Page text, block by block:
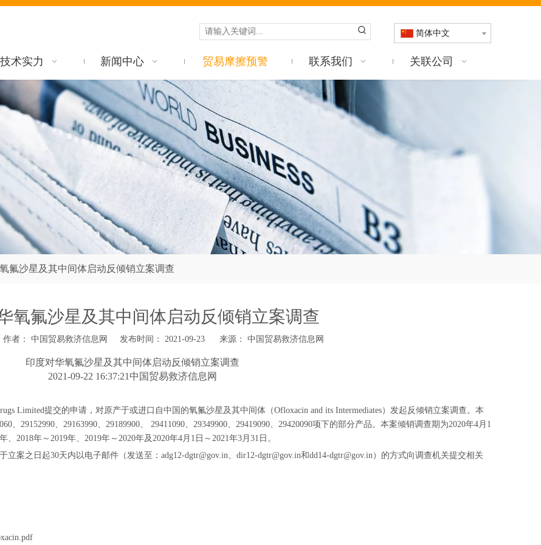
简体中文
技术实力 新闻中心 贸易摩擦预警 联系我们 关联公司
氟沙星及其中间体启动反倾销立案调查
氧氟沙星及其中间体启动反倾销立案调查
： 中国贸易救济信息网 发布时间： 2021-09-23 来源： 中国贸易救济信息网
印度对华氧氟沙星及其中间体启动反倾销立案调查
2021-09-22 16:37:21中国贸易救济信息网
Limited提交的申请，对原产于或进口自中国的氧氟沙星及其中间体（Ofloxacin and its Intermediates）发起反倾销立案调查。本
、29152990、29163990、29189900、 29411090、29349900、29419090、29420090项下的部分产品。本案倾销调查期为2020年4月1
2018年～2019年、2019年～2020年及2020年4月1日～2021年3月31日。
案之日起30天内以电子邮件（发送至：adg12-dgtr@gov.in、dir12-dgtr@gov.in和dd14-dgtr@gov.in）的方式向调查机关提交相关